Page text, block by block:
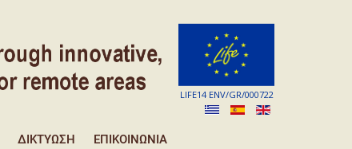
LIFE14 ENV/GR/000722
ΔΙΚΤΎΩΣΗ EΠΙΚΟΙΝΩΝΊΑ